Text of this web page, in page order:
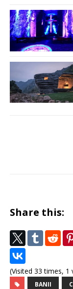
Share this:
(Visited 33 times, 1
BANII